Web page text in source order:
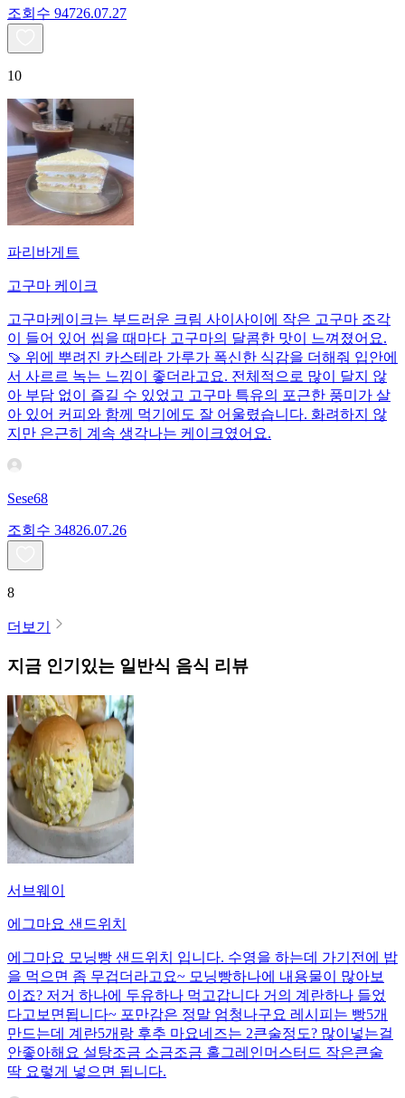
조회수 94726.07.27
10
파리바게트
고구마 케이크
고구마케이크는 부드러운 크림 사이사이에 작은 고구마 조각
이 들어 있어 씹을 때마다 고구마의 달콤한 맛이 느껴졌어요.
🍠 위에 뿌려진 카스테라 가루가 폭신한 식감을 더해줘 입안에
서 사르르 녹는 느낌이 좋더라고요. 전체적으로 많이 달지 않
아 부담 없이 즐길 수 있었고 고구마 특유의 포근한 풍미가 살
아 있어 커피와 함께 먹기에도 잘 어울렸습니다. 화려하지 않
지만 은근히 계속 생각나는 케이크였어요.
Sese68
조회수 34826.07.26
8
더보기
지금 인기있는 일반식 음식 리뷰
서브웨이
에그마요 샌드위치
에그마요 모닝빵 샌드위치 입니다. 수영을 하는데 가기전에 밥
을 먹으면 좀 무겁더라고요~ 모닝빵하나에 내용물이 많아보
이죠? 저거 하나에 두유하나 먹고갑니다 거의 계란하나 들었
다고보면됩니다~ 포만감은 정말 엄청나구요 레시피는 빵5개
만드는데 계란5개랑 후추 마요네즈는 2큰술정도? 많이넣는걸
안좋아해요 설탕조금 소금조금 홀그레인머스터드 작은큰술
딱 요렇게 넣으면 됩니다.